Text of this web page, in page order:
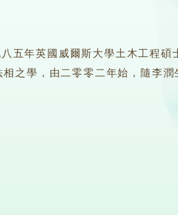
年英國威爾斯大學土木工程碩
之學，由二零零二年始，隨李潤